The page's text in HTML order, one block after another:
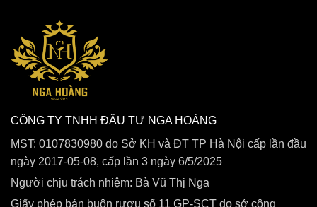
CÔNG TY TNHH ĐẦU TƯ NGA HOÀNG
MST: 0107830980 do Sở KH và ĐT TP Hà Nội cấp lần đầu
ngày 2017-05-08, cấp lần 3 ngày 6/5/2025
Người chịu trách nhiệm: Bà Vũ Thị Nga
Giấy phép bán buôn rượu số 11 GP-SCT do sở công